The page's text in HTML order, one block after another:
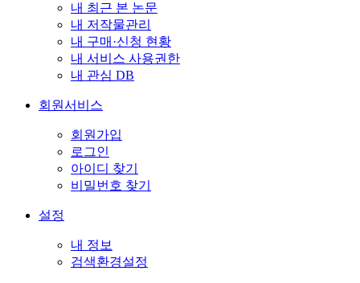
내 최근 본 논문
내 저작물관리
내 구매·신청 현황
내 서비스 사용권한
내 관심 DB
회원서비스
회원가입
로그인
아이디 찾기
비밀번호 찾기
설정
내 정보
검색환경설정